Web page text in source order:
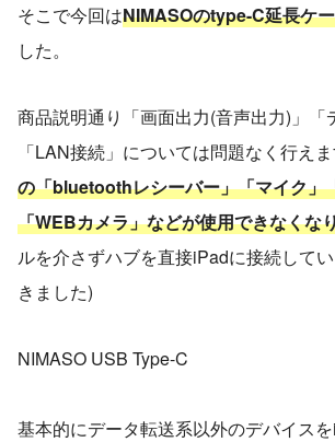
そこで今回はNIMASOのtype-C延長ケ
した。
商品説明通り「画面出力(音声出力)」「
「LAN接続」については問題なく行えま
の「bluetoothレシーバー」「マイク」
「WEBカメラ」などが使用できなくな
ルを介さずハブを直接iPadに接続して
きました)
NIMASO USB Type-C
基本的にデータ転送系以外のデバイス